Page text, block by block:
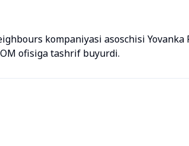
kompaniyasi asoschisi
ofisiga tashrif buyurdi.